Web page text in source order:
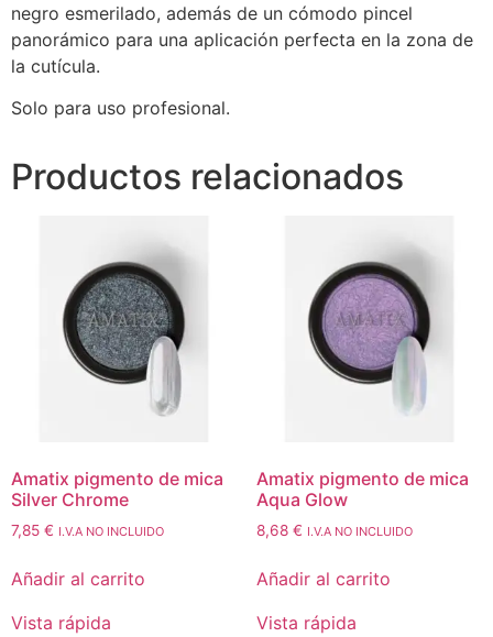
negro esmerilado, además de un cómodo pincel
panorámico para una aplicación perfecta en la zona de
la cutícula.
Solo para uso profesional.
Productos relacionados
Amatix pigmento de mica
Silver Chrome
7,85 € I.V.A NO INCLUIDO
Añadir al carrito
Vista rápida
Amatix pigmento de mica
Aqua Glow
8,68 € I.V.A NO INCLUIDO
Añadir al carrito
Vista rápida